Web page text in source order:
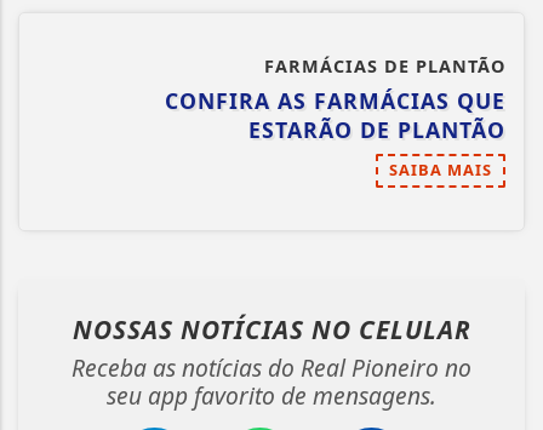
FARMÁCIAS DE PLANTÃO
CONFIRA AS FARMÁCIAS QUE
ESTARÃO DE PLANTÃO
SAIBA MAIS
NOSSAS NOTÍCIAS NO CELULAR
Receba as notícias do Real Pioneiro no
seu app favorito de mensagens.